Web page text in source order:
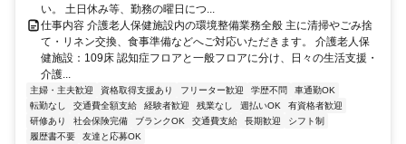
い。 土日休み等、勤務の曜日につ...
仕事内容 介護老人保健施設内の環境整備業務全般 主に清掃やごみ捨
て・リネン交換、食事準備などへご対応いただきます。 介護老人保
健施設：109床 認知症フロアと一般フロアに分け、日々の生活支援・
介護...
主婦・主夫歓迎 資格取得支援あり フリーター歓迎 学歴不問
車通勤OK
転勤なし
交通費全額支給 経験者歓迎 残業なし 週払いOK
有資格者歓迎
研修あり
社会保険完備 ブランクOK 交通費支給 長期歓迎
シフト制
履歴書不要
友達と応募OK